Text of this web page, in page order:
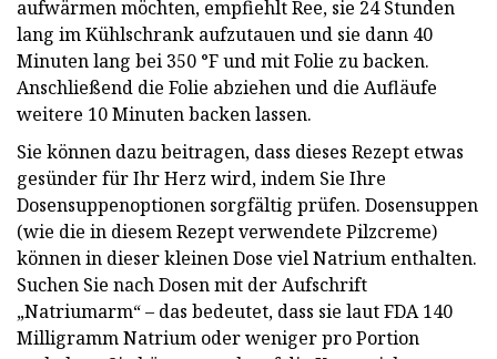
aufwärmen möchten, empfiehlt Ree, sie 24 Stunden
lang im Kühlschrank aufzutauen und sie dann 40
Minuten lang bei 350 °F und mit Folie zu backen.
Anschließend die Folie abziehen und die Aufläufe
weitere 10 Minuten backen lassen.
Sie können dazu beitragen, dass dieses Rezept etwas
gesünder für Ihr Herz wird, indem Sie Ihre
Dosensuppenoptionen sorgfältig prüfen. Dosensuppen
(wie die in diesem Rezept verwendete Pilzcreme)
können in dieser kleinen Dose viel Natrium enthalten.
Suchen Sie nach Dosen mit der Aufschrift
„Natriumarm“ – das bedeutet, dass sie laut FDA 140
Milligramm Natrium oder weniger pro Portion